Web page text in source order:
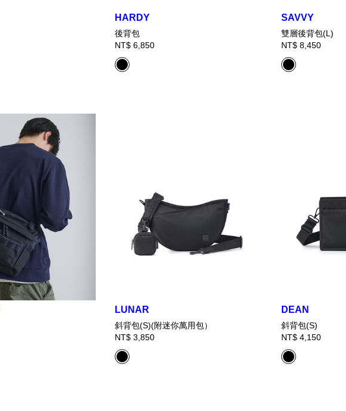
HARDY
後背包
NT$ 6,850
SAVVY
雙層後背包(L)
NT$ 8,450
LUNAR
斜背包(S)(附迷你萬用包）
NT$ 3,850
DEAN
斜背包(S)
NT$ 4,150